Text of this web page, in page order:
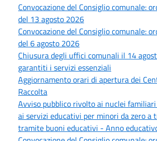
Convocazione del Consiglio comunale:
del 13 agosto 2026
Convocazione del Consiglio comunale:
del 6 agosto 2026
Chiusura degli uffici comunali il 14
garantiti i servizi essenziali
Aggiornamento orari di apertura dei
Raccolta
Avviso pubblico rivolto ai nuclei familiari
ai servizi educativi per minori da zero a
tramite buoni educativi - Anno